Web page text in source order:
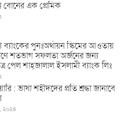
এক প্রেমিক
ব্যাংকের পুনঃঅর্থায়ন স্কিমের আওতায়
শতভাগ সফলতা অর্জনের জন্য
পেল শাহ্জালাল ইসলামী ব্যাংক লিঃ
: ভাষা শহীদদের প্রতি শ্রদ্ধা জানাবে
২০২৪